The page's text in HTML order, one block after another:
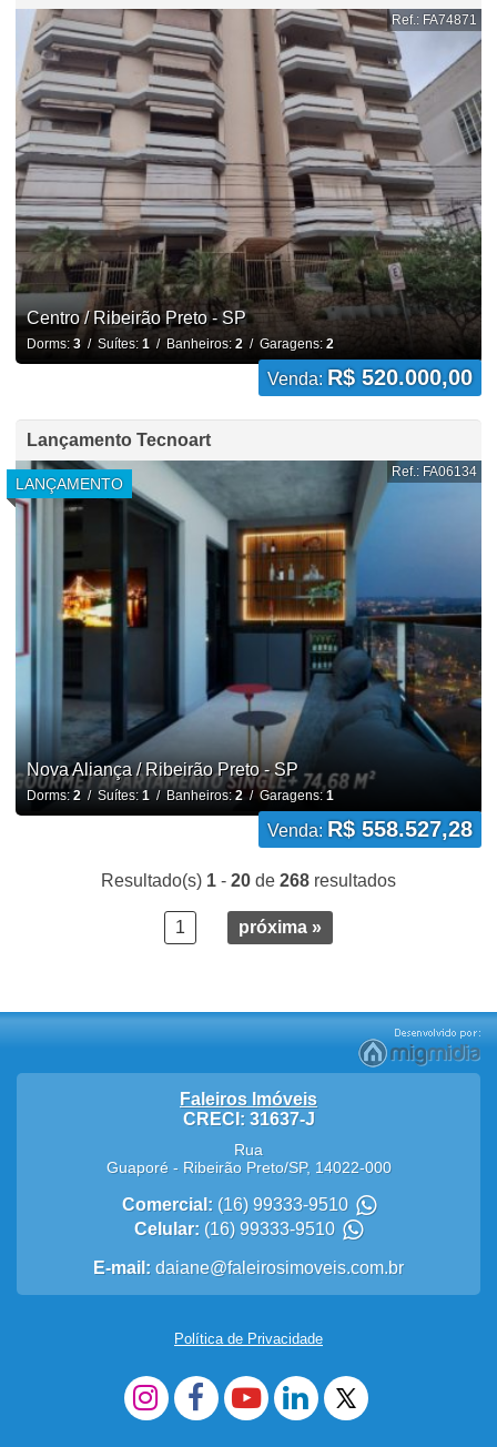
Ref.: FA74871
Centro / Ribeirão Preto - SP
Dorms: 3/ Suítes: 1/ Banheiros: 2/ Garagens: 2
Venda: R$ 520.000,00
Lançamento Tecnoart
LANÇAMENTO
Ref.: FA06134
Nova Aliança / Ribeirão Preto - SP
Dorms: 2/ Suítes: 1 / Banheiros: 2/ Garagens:1
Venda: R$ 558.527,28
Resultado(s) 1 - 20 de 268 resultados
1 próxima »
Faleiros Imóveis
CRECI: 31637-J
Rua
Guaporé- Ribeirão Preto/SP, 14022-000
Comercial: (16) 99333-9510
Celular: (16) 99333-9510
E-mail: daiane@faleirosimoveis.com.br
Política de Privacidade